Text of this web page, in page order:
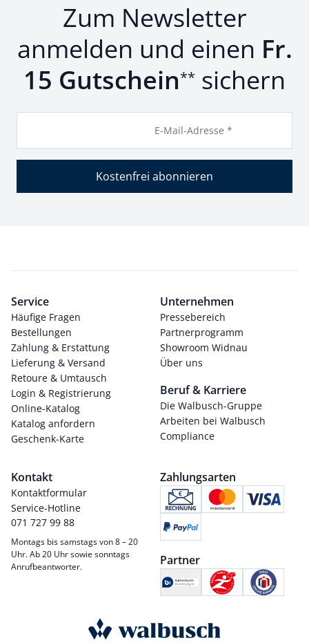
Zum Newsletter
anmelden und einen Fr.
15 Gutschein** sichern
E-Mail-Adresse *
Kostenfrei abonnieren
Service
Häufige Fragen
Bestellungen
Zahlung & Erstattung
Lieferung & Versand
Retoure & Umtausch
Login & Registrierung
Online-Katalog
Katalog anfordern
Geschenk-Karte
Unternehmen
Pressebereich
Partnerprogramm
Showroom Widnau
Über uns
Beruf & Karriere
Die Walbusch-Gruppe
Arbeiten bei Walbusch
Compliance
Kontakt
Kontaktformular
Service-Hotline
071 727 99 88
Montags bis samstags von 8 – 20
Uhr. Ab 20 Uhr sowie sonntags
Anrufbeantworter.
Zahlungsarten
Partner